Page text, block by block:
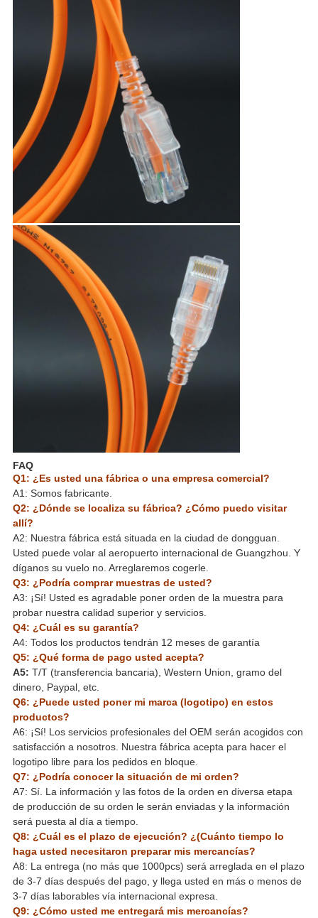
FAQ
Q1: ¿Es usted una fábrica o una empresa comercial?
A1: Somos fabricante.
Q2: ¿Dónde se localiza su fábrica? ¿Cómo puedo visitar
allí?
A2: Nuestra fábrica está situada en la ciudad de dongguan.
Usted puede volar al aeropuerto internacional de Guangzhou. Y
díganos su vuelo no. Arreglaremos cogerle.
Q3: ¿Podría comprar muestras de usted?
A3: ¡Sí! Usted es agradable poner orden de la muestra para
probar nuestra calidad superior y servicios.
Q4: ¿Cuál es su garantía?
A4: Todos los productos tendrán 12 meses de garantía
Q5: ¿Qué forma de pago usted acepta?
A5: T/T (transferencia bancaria), Western Union, gramo del
dinero, Paypal, etc.
Q6: ¿Puede usted poner mi marca (logotipo) en estos
productos?
A6: ¡Sí! Los servicios profesionales del OEM serán acogidos con
satisfacción a nosotros. Nuestra fábrica acepta para hacer el
logotipo libre para los pedidos en bloque.
Q7: ¿Podría conocer la situación de mi orden?
A7: Sí. La información y las fotos de la orden en diversa etapa
de producción de su orden le serán enviadas y la información
será puesta al día a tiempo.
Q8: ¿Cuál es el plazo de ejecución? ¿(Cuánto tiempo lo
haga usted necesitaron preparar mis mercancías?
A8: La entrega (no más que 1000pcs) será arreglada en el plazo
de 3-7 días después del pago, y llega usted en más o menos de
3-7 días laborables vía internacional expresa.
Q9: ¿Cómo usted me entregará mis mercancías?